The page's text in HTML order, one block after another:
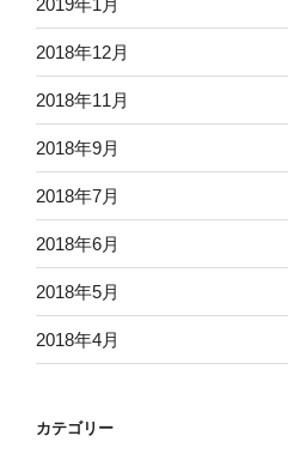
2018年12月
2018年11月
2018年9月
2018年7月
2018年6月
2018年5月
2018年4月
カテゴリー